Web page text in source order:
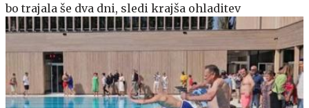
bo trajala še dva dni, sledi krajša ohladitev